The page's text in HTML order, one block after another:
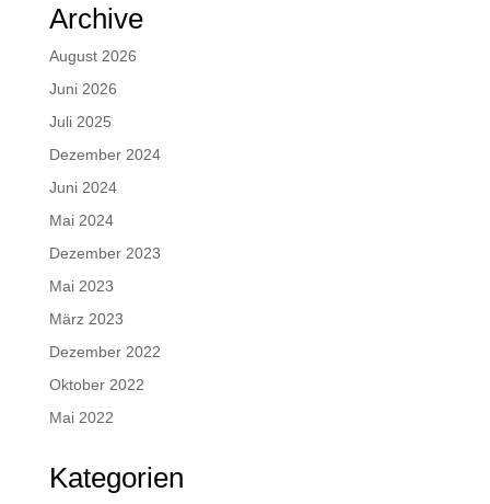
Archive
August 2026
Juni 2026
Juli 2025
Dezember 2024
Juni 2024
Mai 2024
Dezember 2023
Mai 2023
März 2023
Dezember 2022
Oktober 2022
Mai 2022
Kategorien